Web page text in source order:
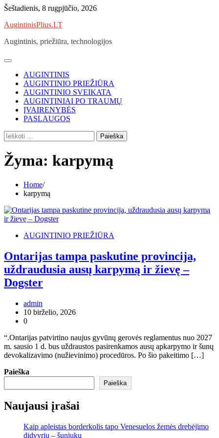
Skip
content
Šeštadienis, 8 rugpjūčio, 2026
AugintinisPlius.LT
Augintinis, priežiūra, technologijos
AUGINTINIS
AUGINTINIO PRIEŽIŪRA
AUGINTINIO SVEIKATA
AUGINTINIAI PO TRAUMŲ
ĮVAIRENYBĖS
PASLAUGOS
Ieškoti:
Žyma: karpymą
Home
karpymą
AUGINTINIO PRIEŽIŪRA
Ontarijas tampa paskutine provincija,
uždraudusia ausų karpymą ir žievę –
Dogster
admin
10 birželio, 2026
0
“.Ontarijas patvirtino naujus gyvūnų gerovės reglamentus nuo 2027
m. sausio 1 d. bus uždraustos pasirenkamos ausų apkarpymo ir šunų
devokalizavimo (nužievinimo) procedūros. Po šio pakeitimo […]
Paieška
Paieška
Naujausi įrašai
Kaip apleistas borderkolis tapo Venesuelos žemės drebėjimo
didvyriu – šuniuku